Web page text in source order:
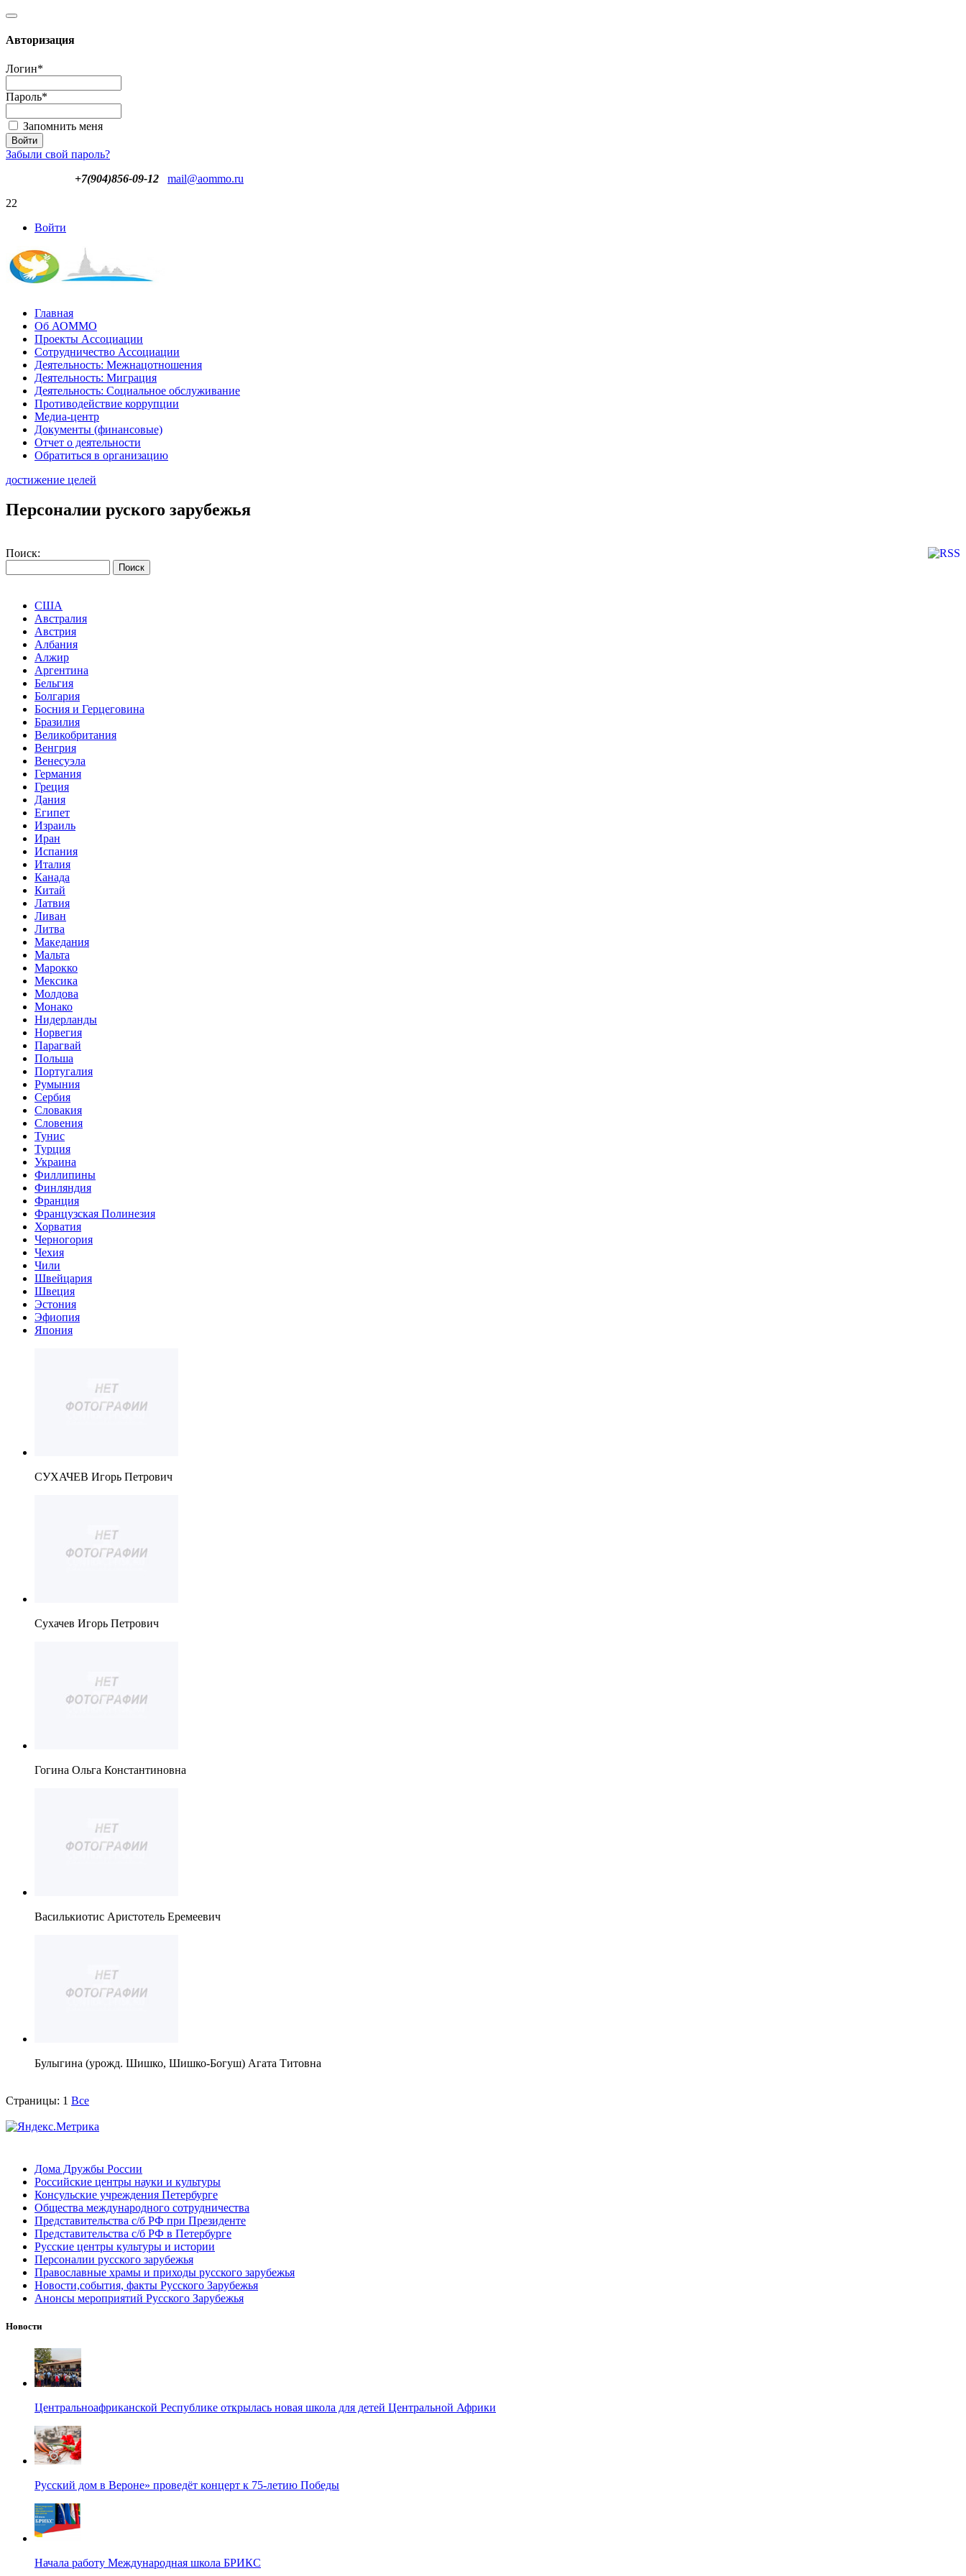
Авторизация
Логин*
Пароль*
Запомнить меня
Забыли свой пароль?
+7(904)856-09-12
mail@aommo.ru
22
Войти
Главная
Об АОММО
Проекты Ассоциации
Сотрудничество Ассоциации
Деятельность: Межнацотношения
Деятельность: Миграция
Деятельность: Социальное обслуживание
Противодействие коррупции
Медиа-центр
Документы (финансовые)
Отчет о деятельности
Обратиться в организацию
достижение целей
Персоналии руского зарубежья
Поиск:
США
Австралия
Австрия
Албания
Алжир
Аргентина
Бельгия
Болгария
Босния и Герцеговина
Бразилия
Великобритания
Венгрия
Венесуэла
Германия
Греция
Дания
Египет
Израиль
Иран
Испания
Италия
Канада
Китай
Латвия
Ливан
Литва
Македания
Мальта
Марокко
Мексика
Молдова
Монако
Нидерланды
Норвегия
Парагвай
Польша
Португалия
Румыния
Сербия
Словакия
Словения
Тунис
Турция
Украина
Филлипины
Финляндия
Франция
Французская Полинезия
Хорватия
Черногория
Чехия
Чили
Швейцария
Швеция
Эстония
Эфиопия
Япония
СУХАЧЕВ Игорь Петрович
Сухачев Игорь Петрович
Гогина Ольга Константиновна
Василькиотис Аристотель Еремеевич
Булыгина (урожд. Шишко, Шишко-Богуш) Агата Титовна
Страницы: 1 Все
Дома Дружбы России
Российские центры науки и культуры
Консульские учреждения Петербурге
Общества международного сотрудничества
Представительства с/б РФ при Президенте
Представительства с/б РФ в Петербурге
Русские центры культуры и истории
Персоналии русского зарубежья
Православные храмы и приходы русского зарубежья
Новости,события, факты Русского Зарубежья
Анонсы мероприятий Русского Зарубежья
Новости
Центральноафриканской Республике открылась новая школа для детей Центральной Африки
Русский дом в Вероне» проведёт концерт к 75-летию Победы
Начала работу Международная школа БРИКС